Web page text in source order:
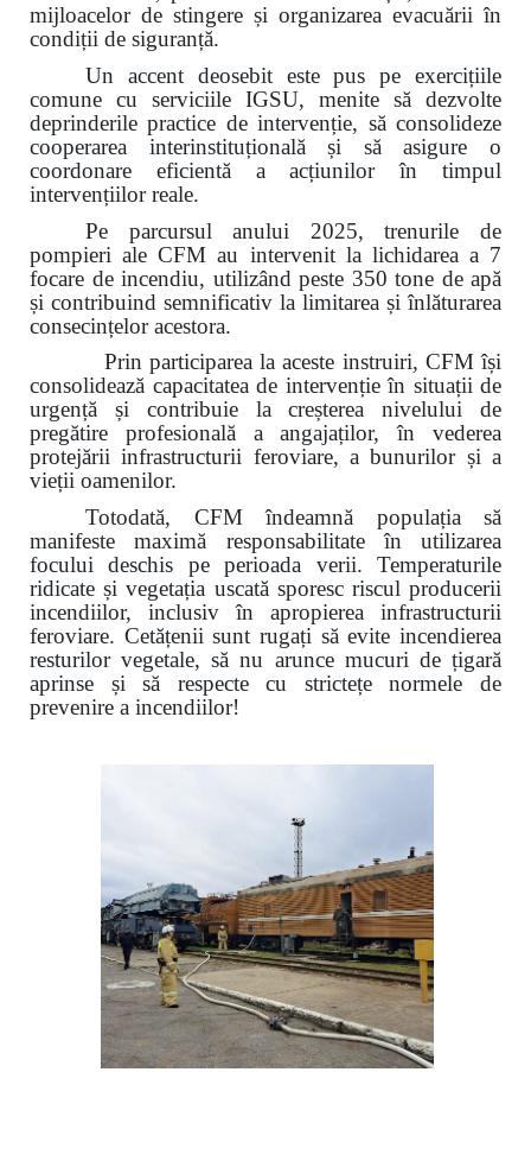
mijloacelor de stingere și organizarea evacuării în
condiții de siguranță.
Un accent deosebit este pus pe exercițiile
comune cu serviciile IGSU, menite să dezvolte
deprinderile practice de intervenție, să consolideze
cooperarea interinstituțională și să asigure o
coordonare eficientă a acțiunilor în timpul
intervențiilor reale.
Pe parcursul anului 2025, trenurile de
pompieri ale CFM au intervenit la lichidarea a 7
focare de incendiu, utilizând peste 350 tone de apă
și contribuind semnificativ la limitarea și înlăturarea
consecințelor acestora.
Prin participarea la aceste instruiri, CFM își
consolidează capacitatea de intervenție în situații de
urgență și contribuie la creșterea nivelului de
pregătire profesională a angajaților, în vederea
protejării infrastructurii feroviare, a bunurilor și a
vieții oamenilor.
Totodată, CFM îndeamnă populația să
manifeste maximă responsabilitate în utilizarea
focului deschis pe perioada verii. Temperaturile
ridicate și vegetația uscată sporesc riscul producerii
incendiilor, inclusiv în apropierea infrastructurii
feroviare. Cetățenii sunt rugați să evite incendierea
resturilor vegetale, să nu arunce mucuri de țigară
aprinse și să respecte cu strictețe normele de
prevenire a incendiilor!